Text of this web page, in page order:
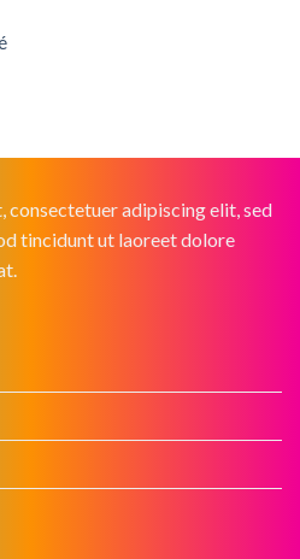
consectetuer adipiscing elit, sed
tincidunt ut laoreet dolore